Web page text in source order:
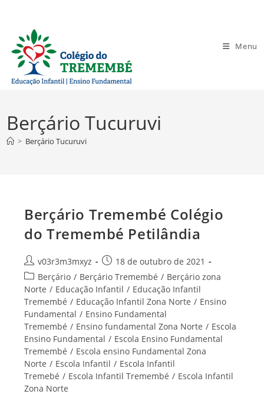
conteúdo
Menu
Berçário Tucuruvi
> Berçário Tucuruvi
Berçário Tremembé Colégio
do Tremembé Petilândia
Autor
do
post:
v03r3m3mxyz
Post
publicado:
18 de outubro de 2021
Categoria
do
post:
Berçário / Berçário Tremembé / Berçário zona
Norte / Educação Infantil / Educação Infantil
Tremembé / Educação Infantil Zona Norte / Ensino
Fundamental / Ensino Fundamental
Tremembé / Ensino fundamental Zona Norte / Escola
Ensino Fundamental / Escola Ensino Fundamental
Tremembé / Escola ensino Fundamental Zona
Norte / Escola Infantil / Escola Infantil
Tremebé / Escola Infantil Tremembé / Escola Infantil
Zona Norte